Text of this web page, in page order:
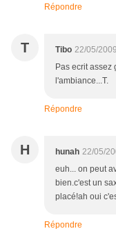
Répondre
T Tibo 22/05/
Pas ecrit assez
l'ambiance...T.
Répondre
H hunah 22/05/
euh... on peut
bien.c'est un
placé!ah oui
Répondre